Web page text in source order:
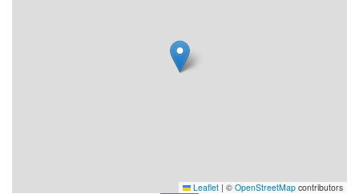
Leaflet | © OpenStreetMap contributors